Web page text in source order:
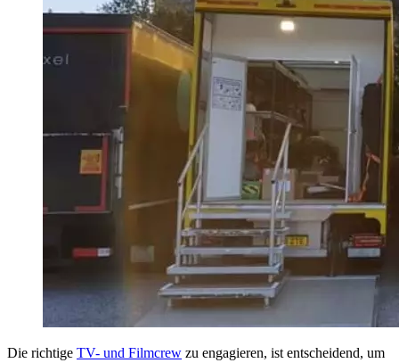
Die richtige TV- und Filmcrew zu engagieren, ist entscheidend, um